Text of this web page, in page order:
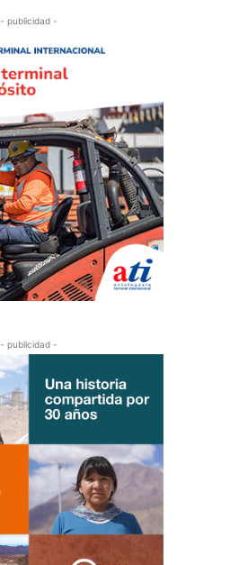
- publicidad -
- publicidad -